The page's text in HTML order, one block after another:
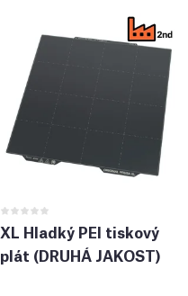
XL Hladký PEI tiskový
plát (DRUHÁ JAKOST)